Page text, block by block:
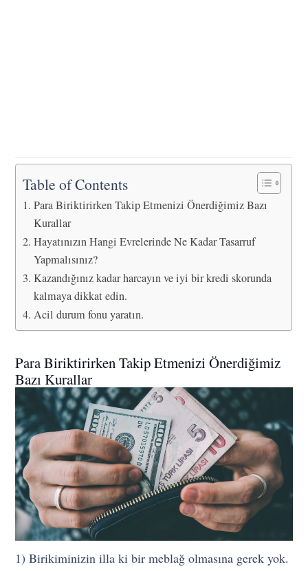
Table of Contents
Para Biriktirirken Takip Etmenizi Önerdiğimiz Bazı
Kurallar
Hayatınızın Hangi Evrelerinde Ne Kadar Tasarruf
Yapmalısınız?
Kazandığınız kadar harcayın ve iyi bir kredi skorunda
kalmaya dikkat edin.
Acil durum fonu yaratın.
Para Biriktirirken Takip Etmenizi Önerdiğimiz
Bazı Kurallar
1) Birikiminizin illa ki bir meblağ olmasına gerek yok.